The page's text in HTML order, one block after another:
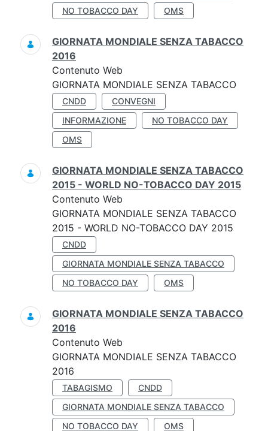
NO TOBACCO DAY
OMS
GIORNATA MONDIALE SENZA TABACCO
2016
Contenuto Web
GIORNATA MONDIALE SENZA TABACCO
CNDD
CONVEGNI
INFORMAZIONE
NO TOBACCO DAY
OMS
GIORNATA MONDIALE SENZA TABACCO
2015 - WORLD NO-TOBACCO DAY 2015
Contenuto Web
GIORNATA MONDIALE SENZA TABACCO
2015 - WORLD NO-TOBACCO DAY 2015
CNDD
GIORNATA MONDIALE SENZA TABACCO
NO TOBACCO DAY
OMS
GIORNATA MONDIALE SENZA TABACCO
2016
Contenuto Web
GIORNATA MONDIALE SENZA TABACCO
2016
TABAGISMO
CNDD
GIORNATA MONDIALE SENZA TABACCO
NO TOBACCO DAY
OMS